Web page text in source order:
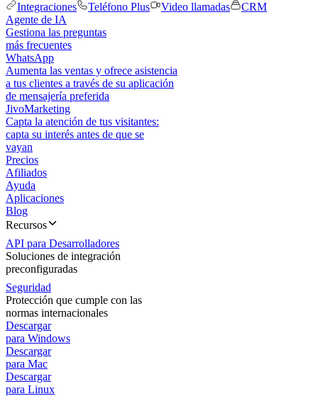
Integraciones
Teléfono Plus Video llamadas
CRM
Agente de IA
Gestiona las preguntas
más frecuentes
WhatsApp
Aumenta las ventas y ofrece asistencia
a tus clientes a través de su aplicación
de mensajería preferida
JivoMarketing
Capta la atención de tus visitantes:
capta su interés antes de que se
vayan
Precios
Afiliados
Ayuda
Aplicaciones
Blog
Recursos
API para Desarrolladores
Soluciones de integración
preconfiguradas
Seguridad
Protección que cumple con las
normas internacionales
Descargar
para Windows
Descargar
para Mac
Descargar
para Linux